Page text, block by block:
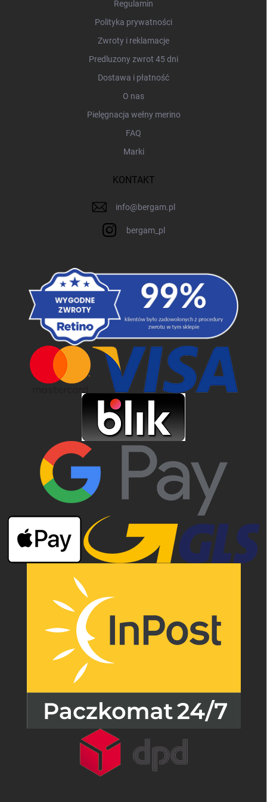
Regulamin
Polityka prywatności
Zwroty i reklamacje
Predluzony zwrot 45 dni
Dostawa i płatność
O nas
Pielęgnacja wełny merino
FAQ
Marki
KONTAKT
info@bergam.pl
bergam_pl